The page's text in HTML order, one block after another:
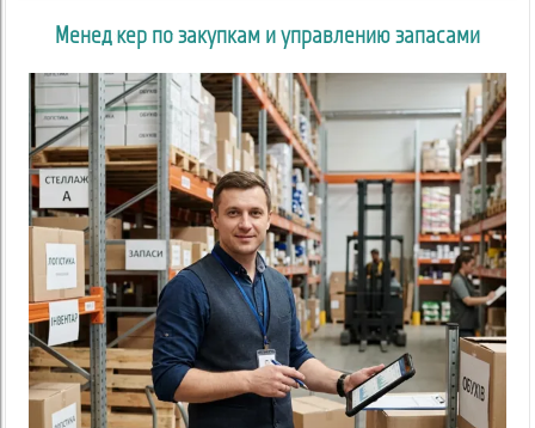
Менеджер по закупкам и управлению запасами